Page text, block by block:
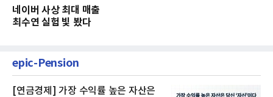
네이버 사상 최대 매출
최수연 실험 빛 봤다
epic-Pension
[연금경제] 가장 수익률 높은 자산은